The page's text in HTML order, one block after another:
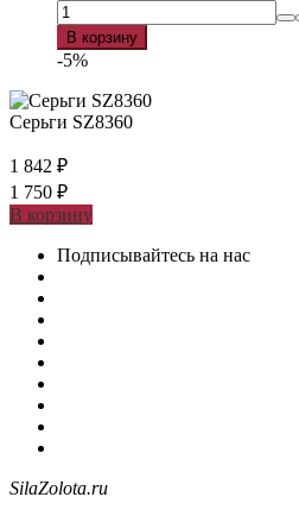
В корзину
-5%
Серьги SZ8360
1 842 ₽
1 750 ₽
В корзину
Подписывайтесь на нас
SilaZolota.ru